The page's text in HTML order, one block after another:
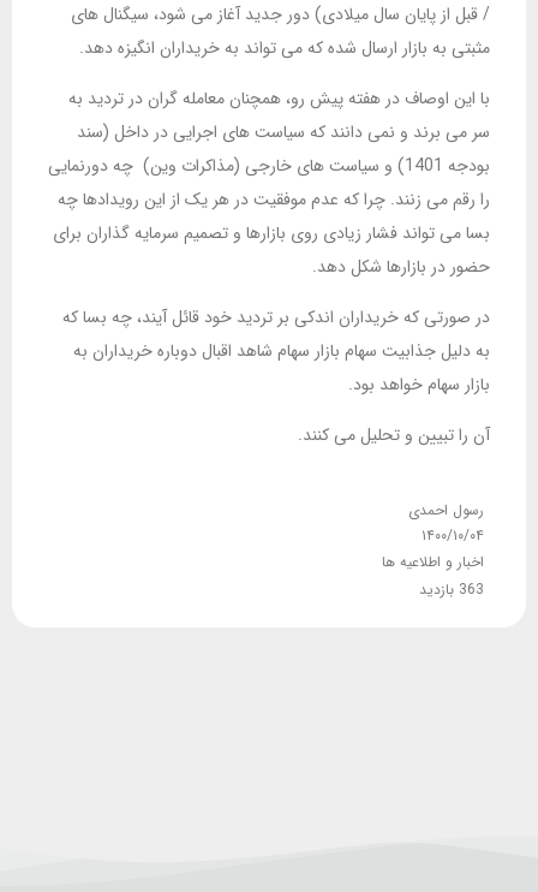
/ قبل از پایان سال میلادی) دور جدید آغاز می شود، سیگنال های
مثبتی به بازار ارسال شده که می تواند به خریداران انگیزه دهد.
با این اوصاف در هفته پیش رو، همچنان معامله گران در تردید به
سر می برند و نمی دانند که سیاست های اجرایی در داخل (سند
بودجه 1401) و سیاست های خارجی (مذاکرات وین) چه دورنمایی
را رقم می زنند. چرا که عدم موفقیت در هر یک از این رویدادها چه
بسا می تواند فشار زیادی روی بازارها و تصمیم سرمایه گذاران برای
حضور در بازارها شکل دهد.
در صورتی که خریداران اندکی بر تردید خود قائل آیند، چه بسا که
به دلیل جذابیت سهام بازار سهام شاهد اقبال دوباره خریداران به
بازار سهام خواهد بود.
آن را تبیین و تحلیل می کنند.
رسول احمدی
۱۴۰۰/۱۰/۰۴
اخبار و اطلاعیه ها
363 بازدید